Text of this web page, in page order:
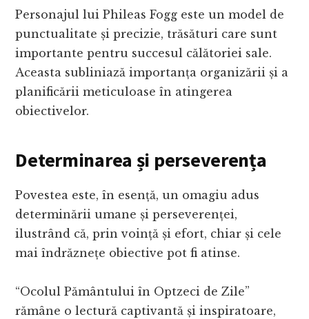
Personajul lui Phileas Fogg este un model de
punctualitate și precizie, trăsături care sunt
importante pentru succesul călătoriei sale.
Aceasta subliniază importanța organizării și a
planificării meticuloase în atingerea
obiectivelor.
Determinarea și perseverența
Povestea este, în esență, un omagiu adus
determinării umane și perseverenței,
ilustrând că, prin voință și efort, chiar și cele
mai îndrăznețe obiective pot fi atinse.
“Ocolul Pământului în Optzeci de Zile”
rămâne o lectură captivantă și inspiratoare,